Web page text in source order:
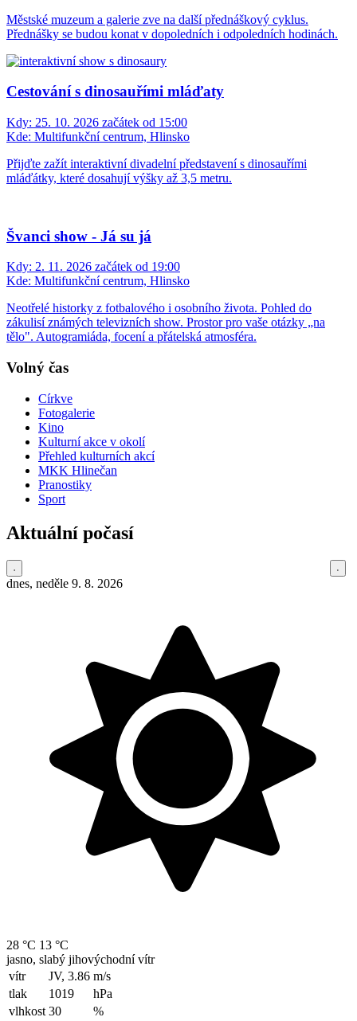
Městské muzeum a galerie zve na další přednáškový cyklus.
Přednášky se budou konat v dopoledních i odpoledních hodinách.
Cestování s dinosauřími mláďaty
Kdy: 25. 10. 2026 začátek od 15:00
Kde: Multifunkční centrum, Hlinsko
Přijďte zažít interaktivní divadelní představení s dinosauřími
mláďátky, které dosahují výšky až 3,5 metru.
Švanci show - Já su já
Kdy: 2. 11. 2026 začátek od 19:00
Kde: Multifunkční centrum, Hlinsko
Neotřelé historky z fotbalového i osobního života. Pohled do
zákulisí známých televizních show. Prostor pro vaše otázky „na
tělo". Autogramiáda, focení a přátelská atmosféra.
Volný čas
Církve
Fotogalerie
Kino
Kulturní akce v okolí
Přehled kulturních akcí
MKK Hlinečan
Pranostiky
Sport
Aktuální počasí
dnes, neděle 9. 8. 2026
28 °C 13 °C
jasno, slabý jihovýchodní vítr
vítr
JV, 3.86 m/s
tlak
1019
hPa
vlhkost 30
%